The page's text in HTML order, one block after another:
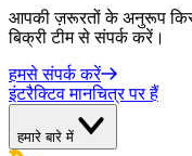
आपकी ज़रूरतों के अनुरूप
बिक्री टीम से संपर्क करें।
हमसे संपर्क करें
इंटरैक्टिव मानचित्र पर हैं
हमारे बारे में